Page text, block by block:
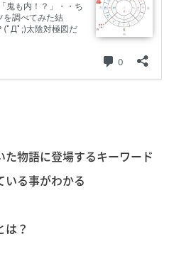
物語に登場するキーワード
いる事がわかる
は？